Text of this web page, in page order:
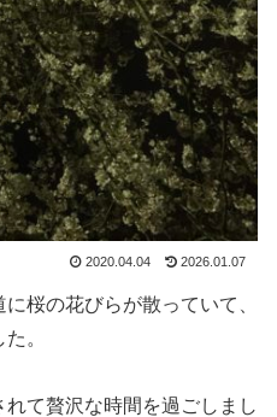
2020.04.04 2026.01.07
桜の花びらが散っていて、
。
て贅沢な時間を過ごしまし